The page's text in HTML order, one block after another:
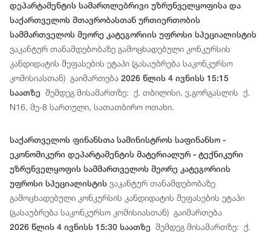
დეპარტამენტის სამართლებრივი უზრუნველყოფისა და
საქართველოს მთავრობასთან ურთიერთობის
სამმართველოს მეორე კატეგორიის უფროსი სპეციალისტის
ვაკანტურ თანამდებობაზე გამოცხადებული კონკურსის
კანდიდატის შეფასების ეტაპი (გასაუბრება საკონკურსო
კომისიასთან) გაიმართება 2026 წლის 4 ივნისს 15:15
საათზე შემდეგ მისამართზე: ქ. თბილისი, ვ.გორგასლის ქ.
N16, მე-8 სართული, სათათბირო ოთახი.
საქართველოს ფინანსთა სამინისტროს საფინანსო -
ეკონომიკური დეპარტამენტის მატერიალურ - ტექნიკური
უზრუნველყოფის სამმართველოს მეორე კატეგორიის
უფროსი სპეციალისტის ვაკანტურ თანამდებობაზე
გამოცხადებული კონკურსის კანდიდატის შეფასების ეტაპი
(გასაუბრება საკონკურსო კომისიასთან) გაიმართება
2026 წლის 4 ივნისს 15:30 საათზე შემდეგ მისამართზე: ქ.